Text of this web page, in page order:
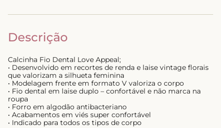
Descrição
Calcinha Fio Dental Love Appeal;
• Desenvolvido em recortes de renda e laise vintage florais
que valorizam a silhueta feminina
• Modelagem frente em formato V valoriza o corpo
• Fio dental em laise duplo – confortável e não marca na
roupa
• Forro em algodão antibacteriano
• Acabamentos em viés super confortável
• Indicado para todos os tipos de corpo